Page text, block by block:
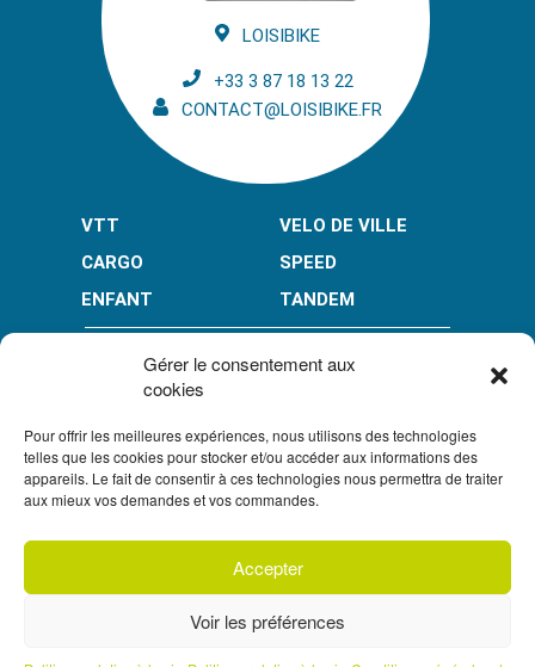
Gérer le consentement aux
cookies
Pour offrir les meilleures expériences, nous utilisons des technologies
telles que les cookies pour stocker et/ou accéder aux informations des
appareils. Le fait de consentir à ces technologies nous permettra de traiter
aux mieux vos demandes et vos commandes.
Accepter
Voir les préférences
notre newsletter
LOISIBIKE
+33 3 87 18 13 22
CONTACT@LOISIBIKE.FR
VTT
VELO DE VILLE
CARGO
SPEED
ENFANT
TANDEM
PAIEMENT EN PLUSIEURS FOIS* :
LIMITÉ À 3000 € POUR LE 10X. LIMITÉ À 6000 € POUR LE 3X ET 4X.
CONDITION GÉNÉRALES DE VENTE
POLITIQUE DE CONFIDENTIALITÉ
UN CRÉDIT VOUS ENGAGE ET DOIT ÊTRE REMBOURSÉ.
VÉRIFIEZ VOS CAPACITÉS DE REMBOURSEMENT AVANT
FLOA. VOUS DISPOSEZ D’UN DÉLAI DE RÉTRACTATION.